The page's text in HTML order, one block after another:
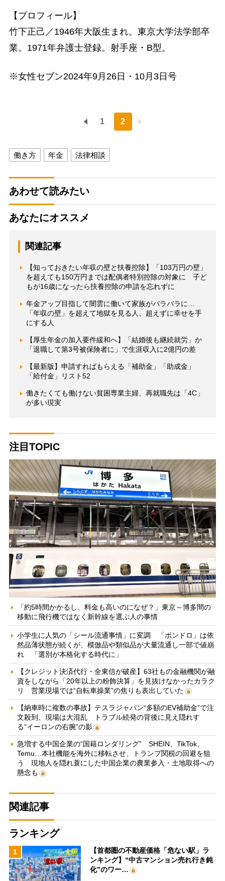
【プロフィール】
竹下正己／1946年大阪生まれ。東京大学法学部卒
業。1971年弁護士登録。射手座・B型。
※女性セブン2024年9月26日・10月3日号
1 2
働き方 年金 法律相談
あわせて読みたい
あなたにオススメ
関連記事
【知っておきたい年収の壁と扶養控除】「103万円の壁」
を超えても150万円までは配偶者特別控除の対象に 子ど
もが16歳になったら扶養控除の申請を忘れずに
年金アップ目指して闇雲に働いて家族がバラバラに…
「年収の壁」を超えて地獄を見る人、超えずに幸せを手
にする人
【厚生年金の加入要件緩和へ】「結婚後も継続就労」か
「退職して第3号被保険者に」で生涯収入に2億円の差
【最新版】申請すればもらえる「補助金」「助成金」
「給付金」リスト52
働きたくても働けない貧困専業主婦、再就職先は「4C」
が多い現実
注目TOPIC
「約5時間かかるし、料金も高いのになぜ？」東京～博多間の
移動に飛行機ではなく新幹線を選ぶ人の事情
小学生に人気の「シール流通事情」に変調 「ボンドロ」は依
然品薄状態が続くが、模倣品や類似品が大量流通し一部で値崩
れ 「選別が本格化する時代に」
【クレジット決済代行・全東信が破産】63社もの金融機関が融
資をしながら「20年以上の粉飾決算」を見抜けなかったカラク
リ 営業現場では“自転車操業”の焦りも表出していた
【納車時に複数の事故】テスラジャパン“多額のEV補助金”で注
文殺到、現場は大混乱 トラブル続発の背後に見え隠れす
る“イーロンの右腕”の影
急増する中国企業の“国籍ロンダリング” SHEIN、TikTok、
Temu…本社機能を海外に移転させ、トランプ関税の回避を狙
う 現地人を隠れ蓑にした中国企業の農業参入・土地取得への
懸念も
関連記事
ランキング
1
【首都圏の不動産価格「危ない駅」ラ
ンキング】“中古マンション売れ行き鈍
化”のワー…